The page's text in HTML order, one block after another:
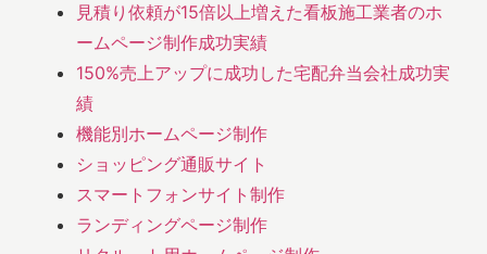
見積り依頼が15倍以上増えた看板施工業者のホ
ームページ制作成功実績
150%売上アップに成功した宅配弁当会社成功実
績
機能別ホームページ制作
ショッピング通販サイト
スマートフォンサイト制作
ランディングページ制作